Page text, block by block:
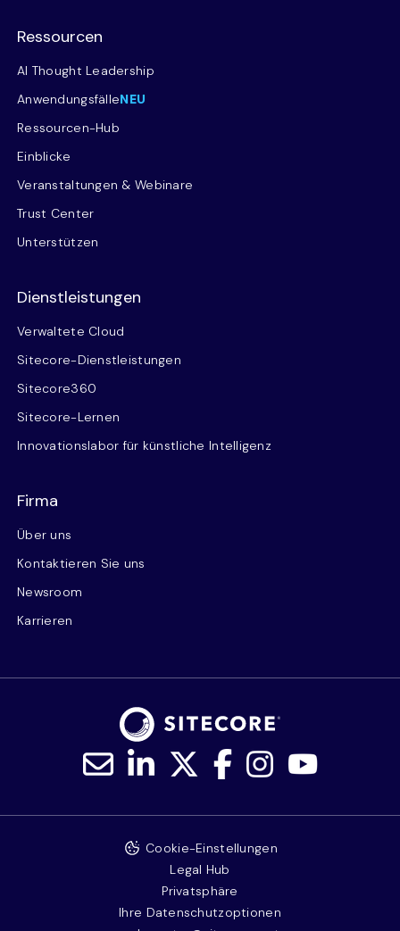
Ressourcen
AI Thought Leadership
AnwendungsfälleNEU
Ressourcen-Hub
Einblicke
Veranstaltungen & Webinare
Trust Center
Unterstützen
Dienstleistungen
Verwaltete Cloud
Sitecore-Dienstleistungen
Sitecore360
Sitecore-Lernen
Innovationslabor für künstliche Intelligenz
Firma
Über uns
Kontaktieren Sie uns
Newsroom
Karrieren
Cookie-Einstellungen
Legal Hub
Privatsphäre
Ihre Datenschutzoptionen